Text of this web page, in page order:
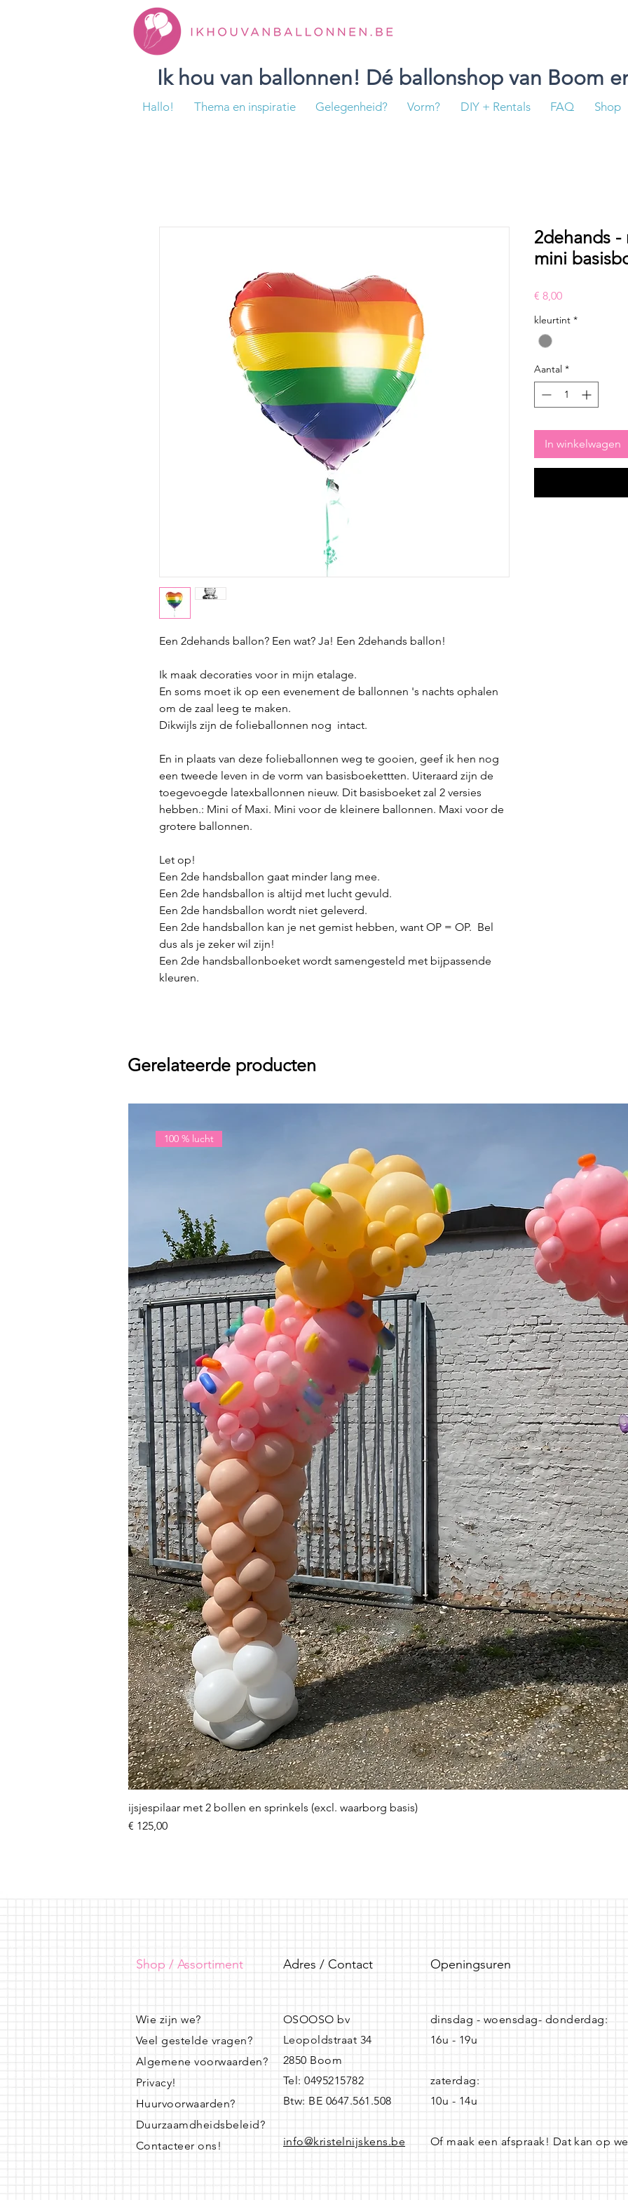
Ik hou van ballonnen! Dé ballonshop van Boom
Hallo! Thema en inspiratie Gelegenheid? Vorm? DIY + Rentals FAQ Shop
Een 2dehands ballon? Een wat? Ja! Een 2dehands ballon!
Ik maak decoraties voor in mijn etalage.
En soms moet ik op een evenement de ballonnen 's nachts ophalen
om de zaal leeg te maken.
Dikwijls zijn de folieballonnen nog intact.
En in plaats van deze folieballonnen weg te gooien, geef ik hen nog
een tweede leven in de vorm van basisboekettten. Uiteraard zijn de
toegevoegde latexballonnen nieuw. Dit basisboeket zal 2 versies
hebben.: Mini of Maxi. Mini voor de kleinere ballonnen. Maxi voor de
grotere ballonnen.
Let op!
Een 2de handsballon gaat minder lang mee.
Een 2de handsballon is altijd met lucht gevuld.
Een 2de handsballon wordt niet geleverd.
Een 2de handsballon kan je net gemist hebben, want OP = OP. Bel
dus als je zeker wil zijn!
Een 2de handsballonboeket wordt samengesteld met bijpassende
kleuren.
2dehands
mini
€ 8,00Prijs
kleurtint *
Aantal *
In winkelwagen
Gerelateerde producten
100 % lucht
ijsjespilaar met 2 bollen en sprinkels (excl. waarborg basis)
Prijs
€ 125,00
Shop / Assortiment Adres / Contact Openingsuren
Wie zijn we?
Veel gestelde vragen?
Algemene voorwaarden?
Privacy!
Huurvoorwaarden?
Duurzaamdheidsbeleid?
Contacteer ons!
OSOOSO bv
Leopoldstraat 34
2850 Boom
Tel: 0495215782
Btw: BE 0647.561.508
info@kristelnijskens.be
dinsdag - woensdag- donderdag:
16u - 19u
zaterdag:
10u - 14u
Of maak een afspraak! Dat kan op